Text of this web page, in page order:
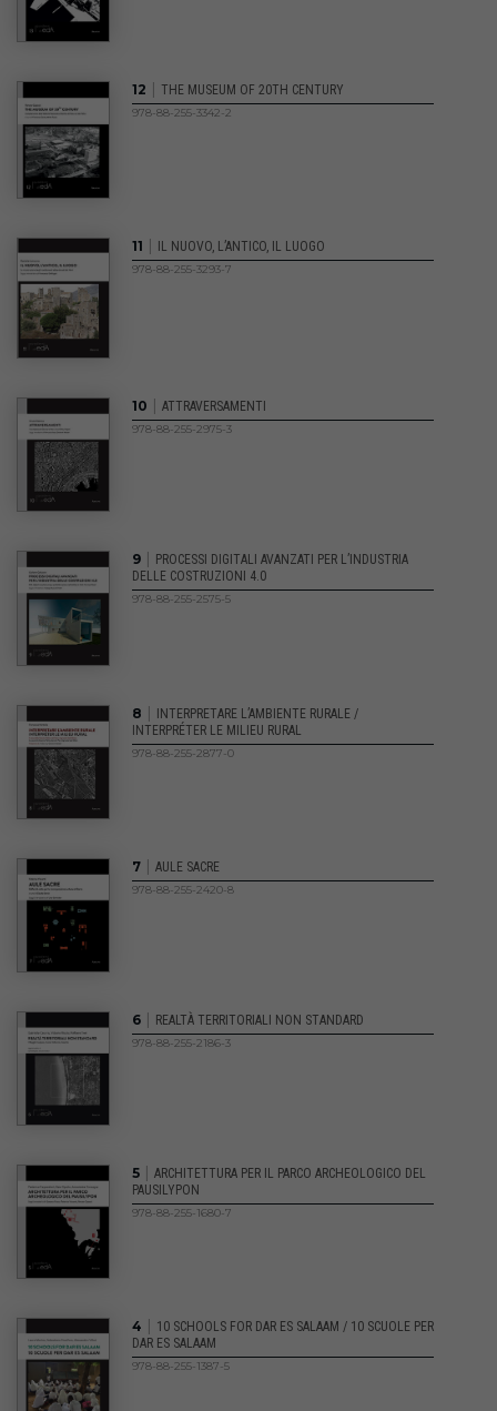
12 | THE MUSEUM OF 20TH CENTURY
978-88-255-3342-2
11 IL NUOVO, L’ANTICO, IL LUOGO
978-88-255-3293-7
10 | ATTRAVERSAMENTI
978-88-255-2975-3
9
PROCESSI DIGITALI AVANZATI PER L’INDUSTRIA
DELLE COSTRUZIONI 4.0
978-88-255-2575-5
8 | INTERPRETARE L’AMBIENTE RURALE /
INTERPRÉTER LE MILIEU RURAL
978-88-255-2877-0
7 | AULE SACRE
978-88-255-2420-8
6 | REALTÀ TERRITORIALI NON STANDARD
978-88-255-2186-3
5 | ARCHITETTURA PER IL PARCO ARCHEOLOGICO DEL
PAUSILYPON
978-88-255-1680-7
4 | 10 SCHOOLS FOR DAR ES SALAAM / 10 SCUOLE PER
DAR ES SALAAM
978-88-255-1387-5